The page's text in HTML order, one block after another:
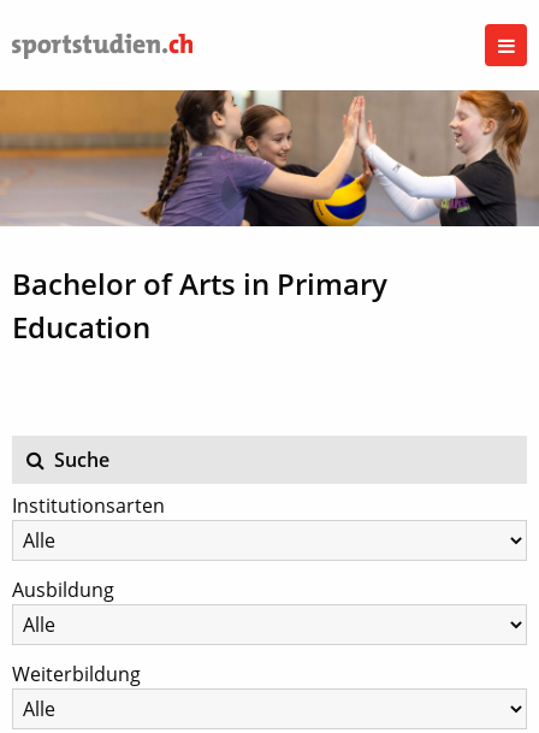
Bachelor of Arts in Primary
Education
Suche
Institutionsarten
Ausbildung
Weiterbildung